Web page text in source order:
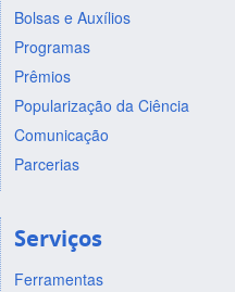
Bolsas e Auxílios
Programas
Prêmios
Popularização da Ciência
Comunicação
Parcerias
Serviços
Ferramentas